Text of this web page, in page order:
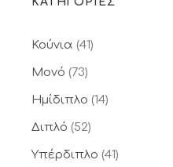
Κούνια (41)
Μονό (73)
Ημίδιπλο (14)
Διπλό (52)
Υπέρδιπλο (41)